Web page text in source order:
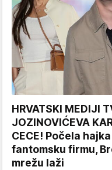
HRVATSKI MEDIJI
JOZINOVIĆEVA
CECE! Počela
fantomsku firmu,
mrežu laži